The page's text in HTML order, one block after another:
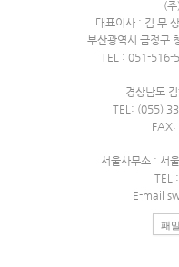
(
대표이사 : 김 무
부산광역시 금정구
TEL : 051-516-
경상남도
TEL: (055)
서울사무소 : 서
TEL
E-mail
패